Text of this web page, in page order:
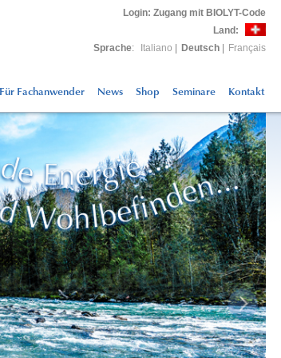
Login: Zugang mit BIOLYT-Code
Land:
Sprache: Italiano Deutsch Français
Für Fachanwender News Shop Seminare Kontakt